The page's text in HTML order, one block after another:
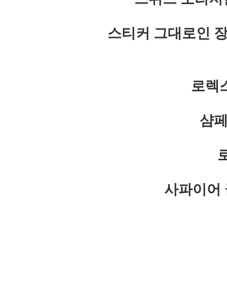
스티커 그대로인
로렉
샴
사파이어